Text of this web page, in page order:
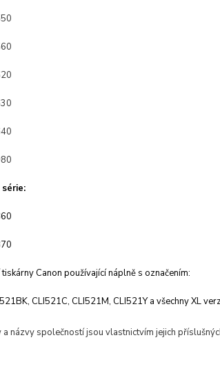
série:
Canon používající náplně s označením:
CLI521C, CLI521M, CLI521Y a všechny XL
názvy společností jsou vlastnictvím jejich